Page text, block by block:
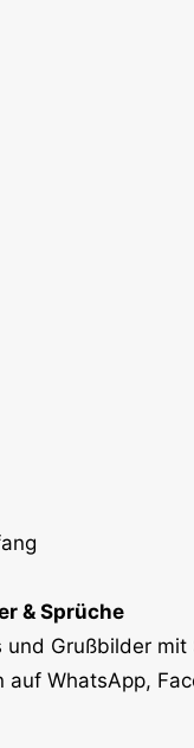
& Sprüche
Grußbilder
WhatsApp,